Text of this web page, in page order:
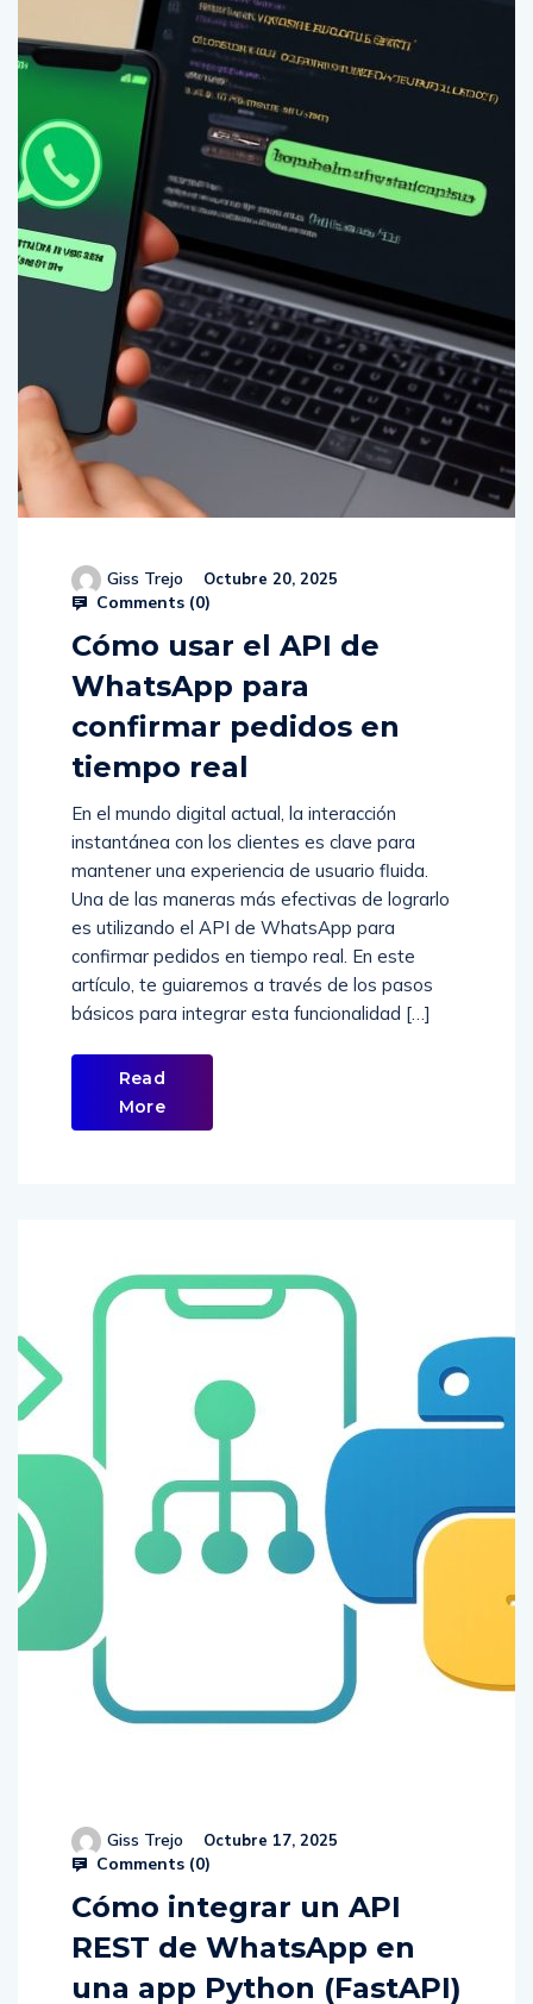
Giss Trejo Octubre 20, 2025
Comments (0)
Cómo usar el API de
WhatsApp para
confirmar pedidos en
tiempo real
En el mundo digital actual, la interacción
instantánea con los clientes es clave para
mantener una experiencia de usuario fluida.
Una de las maneras más efectivas de lograrlo
es utilizando el API de WhatsApp para
confirmar pedidos en tiempo real. En este
artículo, te guiaremos a través de los pasos
básicos para integrar esta funcionalidad […]
Read
More
Giss Trejo Octubre 17, 2025
Comments (0)
Cómo integrar un API
REST de WhatsApp en
una app Python (FastAPI)